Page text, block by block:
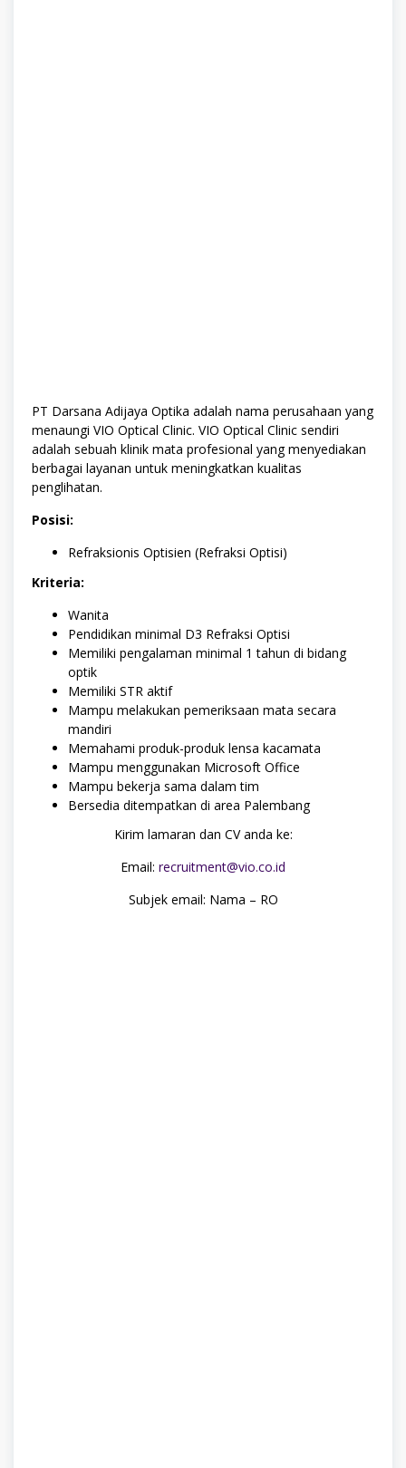
PT Darsana Adijaya Optika adalah nama perusahaan yang
menaungi VIO Optical Clinic. VIO Optical Clinic sendiri
adalah sebuah klinik mata profesional yang menyediakan
berbagai layanan untuk meningkatkan kualitas
penglihatan.
Posisi:
Refraksionis Optisien (Refraksi Optisi)
Kriteria:
Wanita
Pendidikan minimal D3 Refraksi Optisi
Memiliki pengalaman minimal 1 tahun di bidang
optik
Memiliki STR aktif
Mampu melakukan pemeriksaan mata secara
mandiri
Memahami produk-produk lensa kacamata
Mampu menggunakan Microsoft Office
Mampu bekerja sama dalam tim
Bersedia ditempatkan di area Palembang
Kirim lamaran dan CV anda ke:
Email: recruitment@vio.co.id
Subjek email: Nama – RO